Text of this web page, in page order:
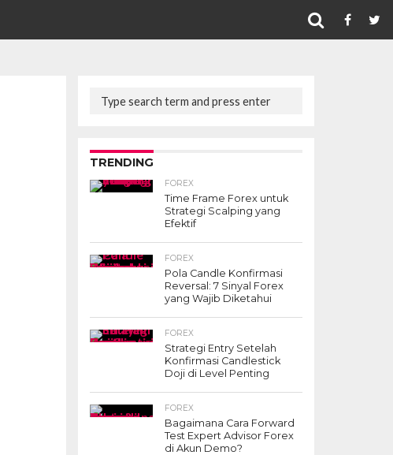
TRENDING
FOREX
Time Frame Forex untuk
Strategi Scalping yang
Efektif
FOREX
Pola Candle Konfirmasi
Reversal: 7 Sinyal Forex
yang Wajib Diketahui
FOREX
Strategi Entry Setelah
Konfirmasi Candlestick
Doji di Level Penting
FOREX
Bagaimana Cara Forward
Test Expert Advisor Forex
di Akun Demo?